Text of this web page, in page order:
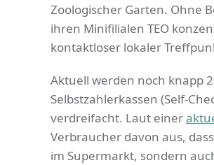
Zoologischer Garten. Ohne
ihren Minifilialen TEO
kontaktloser lokaler
Aktuell werden noch knapp
Selbstzahlerkassen (Self-
verdreifacht. Laut einer
Verbraucher davon aus,
im Supermarkt, sondern